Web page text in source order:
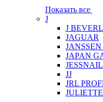
Показать все
J
J
JAGUAR
JAPAN
JESSNAIL
JJ
JRL